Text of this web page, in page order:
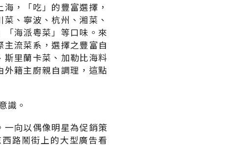
，「吃」的豐富選擇，
、寧波、杭州、湘菜、
海派粵菜」等口味。來
流菜系，選擇之豐富自
里蘭卡菜、加勒比海料
籍主廚親自調理，這點
識。
向以偶像明星為促銷策
路鬧街上的大型廣告看